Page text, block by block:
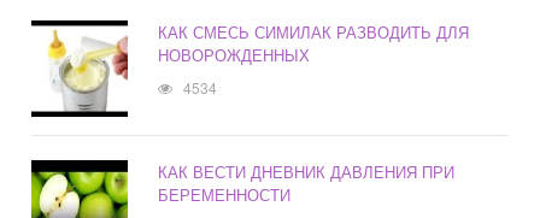
КАК СМЕСЬ СИМИЛАК РАЗВОДИТЬ ДЛЯ
НОВОРОЖДЕННЫХ
4534
КАК ВЕСТИ ДНЕВНИК ДАВЛЕНИЯ ПРИ
БЕРЕМЕННОСТИ